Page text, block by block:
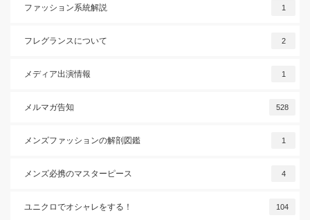
ファッション系統解説 1
フレグランスについて 2
メディア出演情報 1
メルマガ告知 528
メンズファッションの解剖図鑑 1
メンズ必携のマスターピース 4
ユニクロでオシャレをする！ 104